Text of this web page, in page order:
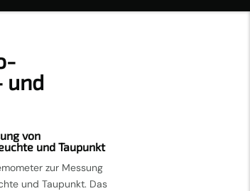
und
von
und Taupunkt
zur Messung
und Taupunkt. Das